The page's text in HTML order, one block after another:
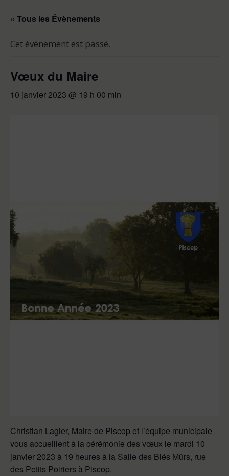
« Tous les Évènements
Cet évènement est passé.
Vœux du Maire
10 janvier 2023 @ 19 h 00 min
Christian Lagier, Maire de Piscop et l’équipe municipale
vous accueillent à la cérémonie des vœux le mardi 10
janvier 2023 à 19 heures à la Salle des Blés Mûrs, rue
des Petits Poiriers à Piscop.